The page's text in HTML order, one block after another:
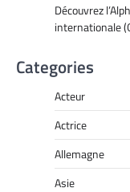
Découvrez
internationale
Categories
Acteur
Actrice
Allemagne
Asie